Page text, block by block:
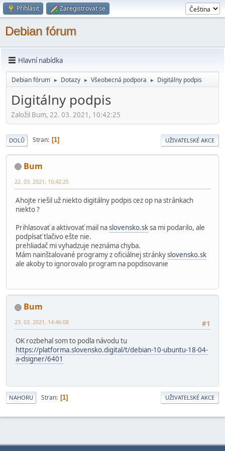
Přihlásit Zaregistrovat se
Debian fórum
Hlavní nabídka
Debian fórum ► Dotazy ► Všeobecná podpora ► Digitálny podpis
Digitálny podpis
Založil Bum, 22. 03. 2021, 10:42:25
DOLŮ Stran 1 UŽIVATELSKÉ AKCE
Bum
22. 03. 2021, 10:42:25
Ahojte riešil už niekto digitálny podpis cez op na stránkach
niekto ?
Prihlasovať a aktivovať mail naslovensko.sksa mi podarilo, ale
podpísať tlačivo ešte nie.
prehliadač mi vyhadzuje neznáma chyba.
Mám nainštalované programy z oficiálnej stránkyslovensko.sk
ale akoby to ignorovalo program na popdisovanie
Bum
#1
23. 03. 2021, 14:46:08
OK rozbehal som to podla návodu tu
https://platforma.slovensko.digital/t/debian-10-ubuntu-18-04-
a-dsigner/6401
NAHORU Stran 1 UŽIVATELSKÉ AKCE